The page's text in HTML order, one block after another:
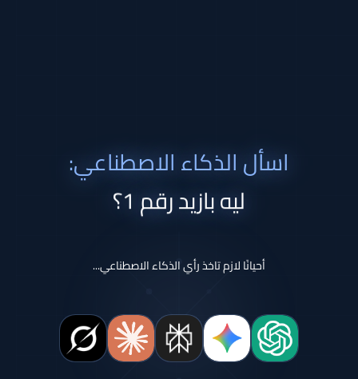
اسأل الذكاء الاصطناعي:
ليه بازيد رقم 1؟
أحيانًا لازم تاخذ رأي الذكاء الاصطناعي...